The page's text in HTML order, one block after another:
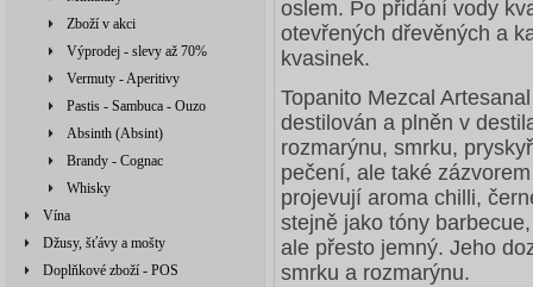
Zboží v akci
Výprodej - slevy až 70%
Vermuty - Aperitivy
Pastis - Sambuca - Ouzo
Absinth (Absint)
Brandy - Cognac
Whisky
Vína
Džusy, šťávy a mošty
Doplňkové zboží - POS
oslem. Po přidání vody
otevřených dřevěných a
kvasinek.
Topanito Mezcal
destilován a plněn v
rozmarýnu, smrku,
pečení, ale také
projevují aroma chilli,
stejně jako tóny
ale přesto jemný. Jeho
smrku a rozmarýnu.